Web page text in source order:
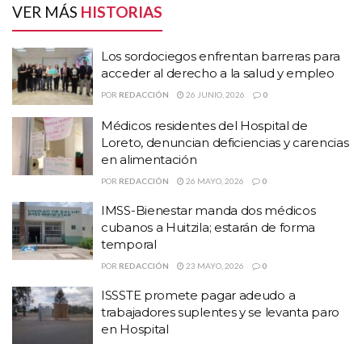
Médicos residentes del Hospital de Loreto,
denuncian deficiencias y carencias en
alimentación
IMSS-Bienestar manda dos médicos cubanos a
Huitzila; estarán de forma temporal
Refirió que 600 de ellos son trabajadoresadministrativos.
“Se hicieron todos los esfuerzos
habidos y por haber”, expresó.
VER MÁS HISTORIAS
Los sordociegos enfrentan barreras para
acceder al derecho a la salud y empleo
POR REDACCIÓN 26 JUNIO, 2026 0
Médicos residentes del Hospital de
Loreto, denuncian deficiencias y carencias
en alimentación
POR REDACCIÓN 26 MAYO, 2026 0
IMSS-Bienestar manda dos médicos
cubanos a Huitzila; estarán de forma
temporal
POR REDACCIÓN 23 MAYO, 2026 0
ISSSTE promete pagar adeudo a
trabajadores suplentes y se levanta paro
en Hospital